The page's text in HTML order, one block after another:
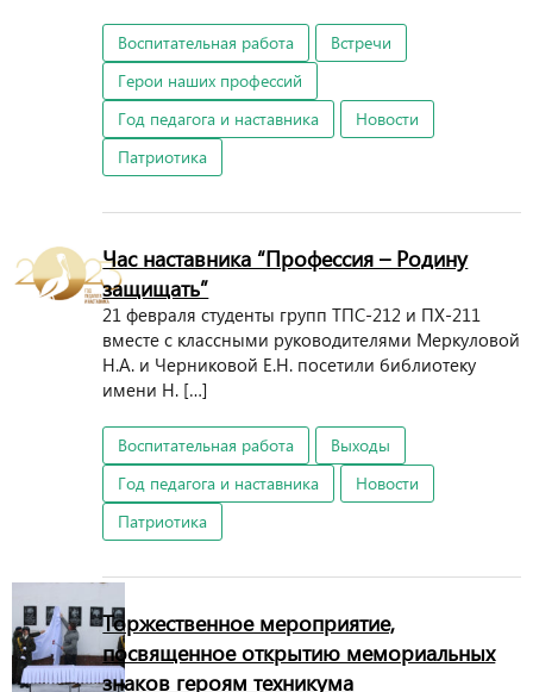
Воспитательная работа
Встречи
Герои наших профессий
Год педагога и наставника
Новости
Патриотика
Час наставника “Профессия – Родину
защищать”
21 февраля студенты групп ТПС-212 и ПХ-211
вместе с классными руководителями Меркуловой
Н.А. и Черниковой Е.Н. посетили библиотеку
имени Н. […]
Воспитательная работа
Выходы
Год педагога и наставника
Новости
Патриотика
Торжественное мероприятие,
посвященное открытию мемориальных
знаков героям техникума